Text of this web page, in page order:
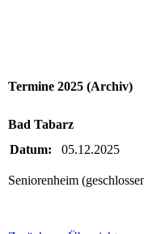
Termine 2025 (Archiv)
Bad Tabarz
Datum:
05.12.2025
Seniorenheim